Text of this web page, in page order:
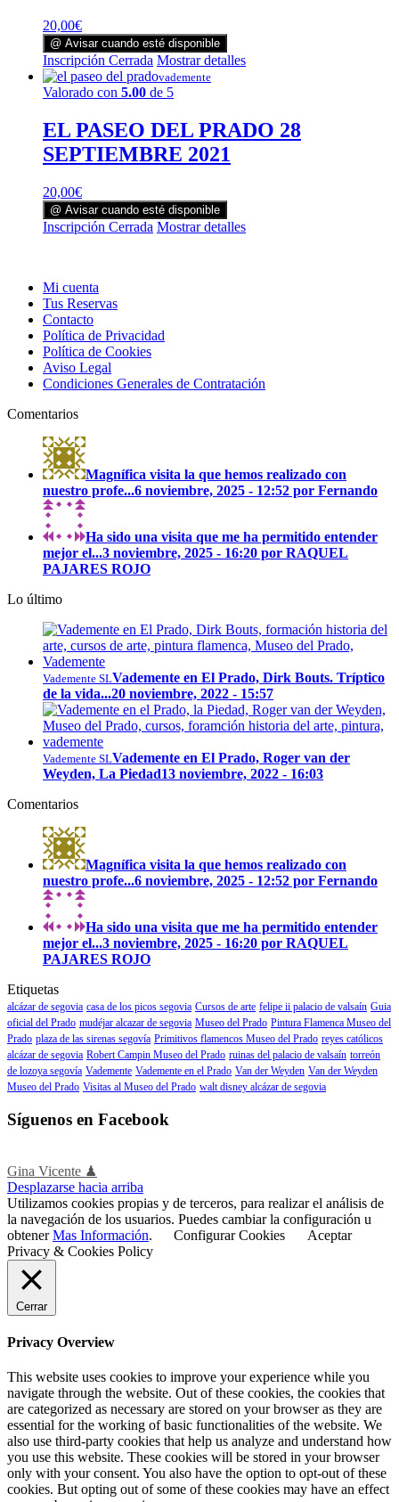
20,00€
@ Avisar cuando esté disponible
Inscripción Cerrada Mostrar detalles
vademente
Valorado con 5.00 de 5
EL PASEO DEL PRADO 28
SEPTIEMBRE 2021
20,00€
@ Avisar cuando esté disponible
Inscripción Cerrada Mostrar detalles
Mi cuenta
Tus Reservas
Contacto
Política de Privacidad
Política de Cookies
Aviso Legal
Condiciones Generales de Contratación
Comentarios
Magnífica visita la que hemos realizado con
nuestro profe...6 noviembre, 2025 - 12:52 por Fernando
Ha sido una visita que me ha permitido entender
mejor el...3 noviembre, 2025 - 16:20 por RAQUEL
PAJARES ROJO
Lo último
Vademente SLVademente en El Prado, Dirk Bouts. Tríptico
de la vida...20 noviembre, 2022 - 15:57
Vademente SLVademente en El Prado, Roger van der
Weyden, La Piedad13 noviembre, 2022 - 16:03
Comentarios
Magnífica visita la que hemos realizado con
nuestro profe...6 noviembre, 2025 - 12:52 por Fernando
Ha sido una visita que me ha permitido entender
mejor el...3 noviembre, 2025 - 16:20 por RAQUEL
PAJARES ROJO
Etiquetas
alcázar de segovia casa de los picos segovia Cursos de arte felipe ii palacio de valsaín Guia
oficial del Prado mudéjar alcazar de segovia Museo del Prado Pintura Flamenca Museo del
Prado plaza de las sirenas segovía Primitivos flamencos Museo del Prado reyes católicos
alcázar de segovia Robert Campin Museo del Prado ruinas del palacio de valsaín torreón
de lozoya segovía Vademente Vademente en el Prado Van der Weyden Van der Weyden
Museo del Prado Visitas al Museo del Prado walt disney alcázar de segovia
Síguenos en Facebook
Gina Vicente ♟
Desplazarse hacia arriba
Utilizamos cookies propias y de terceros, para realizar el análisis de
la navegación de los usuarios. Puedes cambiar la configuración u
obtenerMas Información. Configurar Cookies
Aceptar
Privacy & Cookies Policy
Cerrar
Privacy Overview
This website uses cookies to improve your experience while you
navigate through the website. Out of these cookies, the cookies that
are categorized as necessary are stored on your browser as they are
essential for the working of basic functionalities of the website. We
also use third-party cookies that help us analyze and understand how
you use this website. These cookies will be stored in your browser
only with your consent. You also have the option to opt-out of these
cookies. But opting out of some of these cookies may have an effect